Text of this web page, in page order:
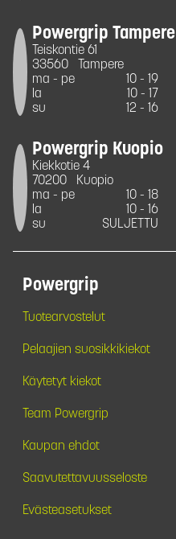
Powergrip Tampere
Teiskontie 61
33560
Tampere
ma - pe
10 - 19
la
10 - 17
su
12 - 16
Powergrip Kuopio
Kiekkotie 4
70200
Kuopio
ma - pe
10 - 18
la
10 - 16
su
SULJETTU
Powergrip
Tuotearvostelut
Pelaajien suosikkikiekot
Käytetyt kiekot
Team Powergrip
Kaupan ehdot
Saavutettavuusseloste
Evästeasetukset